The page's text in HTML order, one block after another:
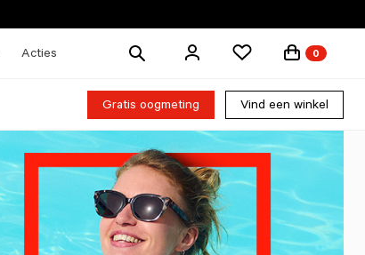
Acties
Zoek
0
Gratis oogmeting Vind een winkel